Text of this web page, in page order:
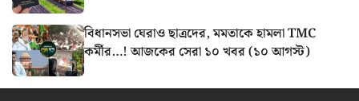
বিধানসভা ঘেরাও ছাত্রদের, মমতাকে হামলা TMC
কর্মীর…! আজকের সেরা ১০ খবর (১০ আগস্ট)